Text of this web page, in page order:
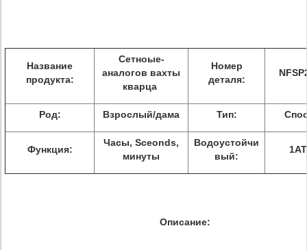
Название
продукта:
Сетноые-
аналогов вахты
кварца
Номер
деталя:
Род: Взрослый/дама Тип:
Функция:
Часы, Sceonds,
минуты
Водоустойчи
вый:
Описание: